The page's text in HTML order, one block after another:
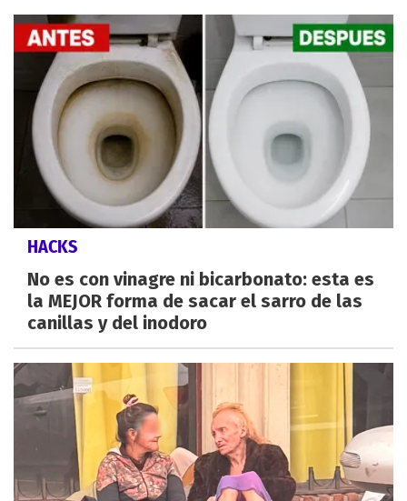
HACKS
No es con vinagre ni bicarbonato: esta es
la MEJOR forma de sacar el sarro de las
canillas y del inodoro